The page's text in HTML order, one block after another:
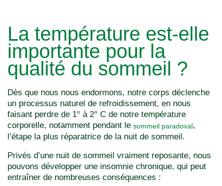
La température est-elle
importante pour la
qualité du sommeil ?
Dès que nous nous endormons, notre corps déclenche
un processus naturel de refroidissement, en nous
faisant perdre de 1° à 2° C de notre température
corporelle, notamment pendant le sommeil paradoxal,
l’étape la plus réparatrice de la nuit de sommeil.
Privés d’une nuit de sommeil vraiment reposante, nous
pouvons développer une insomnie chronique, qui peut
entraîner de nombreuses conséquences :